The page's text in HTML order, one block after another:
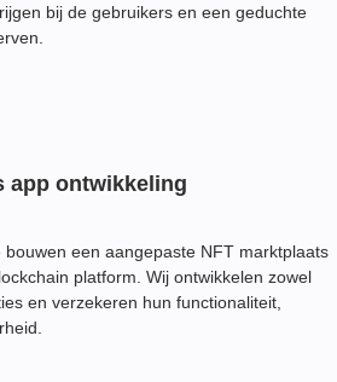
bij de gebruikers en een geduchte
app ontwikkeling
een aangepaste NFT marktplaats
platform. Wij ontwikkelen zowel
en verzekeren hun functionaliteit,